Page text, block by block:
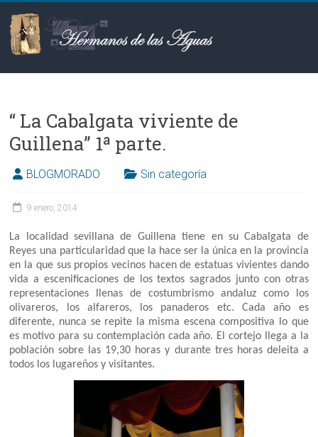
contenido
Hermanos
las
Aguas
“ La Cabalgata viviente de
Guillena” 1ª parte.
BLOGMORADO Sin categoría
9 enero, 2014
La localidad sevillana de Guillena tiene en su Cabalgata de
Reyes una particularidad que la hace ser la única en la provincia
en la que sus propios vecinos hacen de estatuas vivientes dando
vida a escenificaciones de los textos sagrados junto con otras
representaciones llenas de costumbrismo andaluz como los
olivareros, los alfareros, los panaderos etc. Cada año es
diferente, nunca se repite la misma escena compositiva lo que
es motivo para su contemplación cada año. El cortejo llega a la
población sobre las 19,30 horas y durante tres horas deleita a
todos los lugareños y visitantes.